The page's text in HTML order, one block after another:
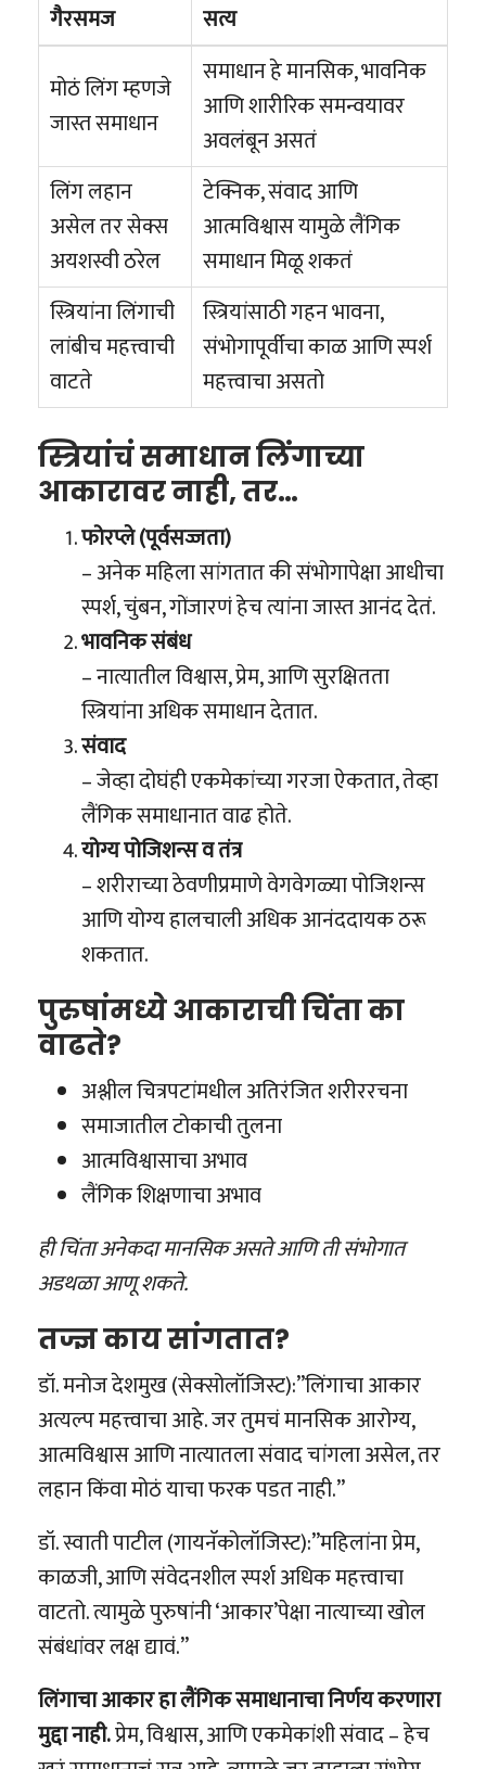
गैरसमज
सत्य
मोठं लिंग म्हणजे
जास्त समाधान
समाधान हे मानसिक, भावनिक
आणि शारीरिक समन्वयावर
अवलंबून असतं
लिंग लहान
असेल तर सेक्स
अयशस्वी ठरेल
टेक्निक, संवाद आणि
आत्मविश्वास यामुळे लैंगिक
समाधान मिळू शकतं
स्त्रियांना लिंगाची
लांबीच महत्त्वाची
वाटते
स्त्रियांसाठी गहन भावना,
संभोगापूर्वीचा काळ आणि स्पर्श
महत्त्वाचा असतो
स्त्रियांचं समाधान लिंगाच्या
आकारावर नाही, तर…
फोरप्ले (पूर्वसज्जता)
– अनेक महिला सांगतात की संभोगापेक्षा आधीचा
स्पर्श, चुंबन, गोंजारणं हेच त्यांना जास्त आनंद देतं.
भावनिक संबंध
– नात्यातील विश्वास, प्रेम, आणि सुरक्षितता
स्त्रियांना अधिक समाधान देतात.
संवाद
– जेव्हा दोघंही एकमेकांच्या गरजा ऐकतात, तेव्हा
लैंगिक समाधानात वाढ होते.
योग्य पोजिशन्स व तंत्र
– शरीराच्या ठेवणीप्रमाणे वेगवेगळ्या पोजिशन्स
आणि योग्य हालचाली अधिक आनंददायक ठरू
शकतात.
पुरुषांमध्ये आकाराची चिंता का
वाढते?
अश्लील चित्रपटांमधील अतिरंजित शरीररचना
समाजातील टोकाची तुलना
आत्मविश्वासाचा अभाव
लैंगिक शिक्षणाचा अभाव
ही चिंता अनेकदा मानसिक असते आणि ती संभोगात
अडथळा आणू शकते.
तज्ज्ञ काय सांगतात?
डॉ. मनोज देशमुख (सेक्सोलॉजिस्ट):”लिंगाचा आकार
अत्यल्प महत्त्वाचा आहे. जर तुमचं मानसिक आरोग्य,
आत्मविश्वास आणि नात्यातला संवाद चांगला असेल, तर
लहान किंवा मोठं याचा फरक पडत नाही.”
डॉ. स्वाती पाटील (गायनॅकोलॉजिस्ट):”महिलांना प्रेम,
काळजी, आणि संवेदनशील स्पर्श अधिक महत्त्वाचा
वाटतो. त्यामुळे पुरुषांनी ‘आकार’पेक्षा नात्याच्या खोल
संबंधांवर लक्ष द्यावं.”
लिंगाचा आकार हा लैंगिक समाधानाचा निर्णय करणारा
मुद्दा नाही.प्रेम, विश्वास, आणि एकमेकांशी संवाद – हेच